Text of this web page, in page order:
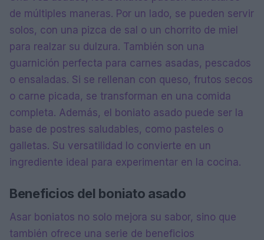
de múltiples maneras. Por un lado, se pueden servir
solos, con una pizca de sal o un chorrito de miel
para realzar su dulzura. También son una
guarnición perfecta para carnes asadas, pescados
o ensaladas. Si se rellenan con queso, frutos secos
o carne picada, se transforman en una comida
completa. Además, el boniato asado puede ser la
base de postres saludables, como pasteles o
galletas. Su versatilidad lo convierte en un
ingrediente ideal para experimentar en la cocina.
Beneficios del boniato asado
Asar boniatos no solo mejora su sabor, sino que
también ofrece una serie de beneficios